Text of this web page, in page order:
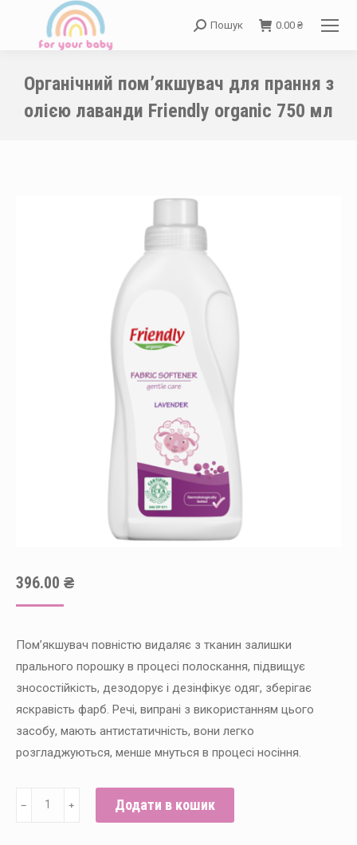
Search:
Пошук 0.00 ₴
Органічний пом’якшувач для прання з
олією лаванди Friendly organic 750 мл
396.00 ₴
Пом’якшувач повністю видаляє з тканин залишки
прального порошку в процесі полоскання, підвищує
зносостійкість, дезодорує і дезінфікує одяг, зберігає
яскравість фарб. Речі, випрані з використанням цього
засобу, мають антистатичність, вони легко
розгладжуються, менше мнуться в процесі носіння.
Органічний
﹣ ﹢ Додати в кошик